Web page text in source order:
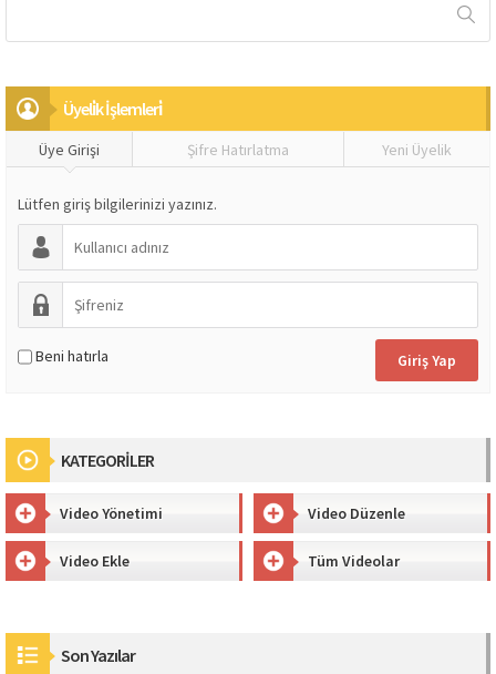
Üyeli̇k İşlemleri̇
Üye Girişi Şifre Hatırlatma Yeni Üyelik
Lütfen giriş bilgilerinizi yazınız.
Beni hatırla
KATEGORİLER
Video Yönetimi Video Düzenle
Video Ekle Tüm Videolar
Son Yazılar